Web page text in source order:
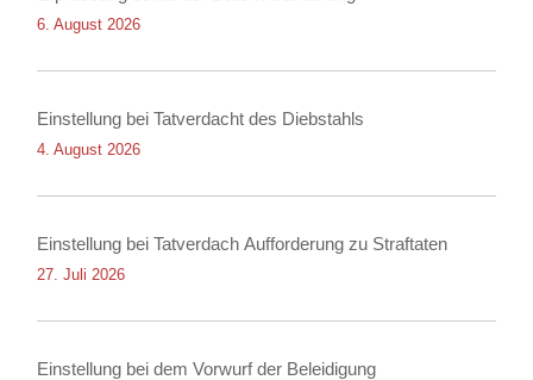
6. August 2026
Einstellung bei Tatverdacht des Diebstahls
4. August 2026
Einstellung bei Tatverdach Aufforderung zu Straftaten
27. Juli 2026
Einstellung bei dem Vorwurf der Beleidigung